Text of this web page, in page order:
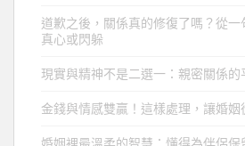
道歉之後，關係真的修復了嗎？從
真心或閃躲
現實與精神不是二選一：親密關係的
金錢與情感雙贏！這樣處理，讓婚姻